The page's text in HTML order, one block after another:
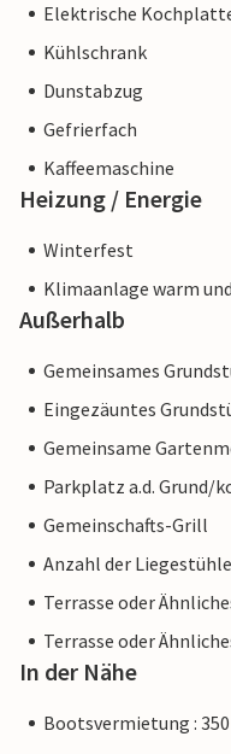
Elektrische
Kühlschrank
Dunstabzug
Gefrierfach
Kaffeemaschine
Heizung / Energie
Winterfest
Klimaanlage warm
Außerhalb
Gemeinsames
Eingezäuntes
Gemeinsame
Parkplatz a.d. Grund/
Gemeinschafts-Grill
Anzahl der
Terrasse oder
Terrasse oder
In der Nähe
Bootsvermietung :